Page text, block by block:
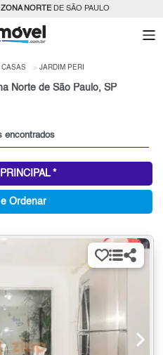
ZONA NORTEDE SÃO PAULO
CASAS JARDIM PERI
Norte de São Paulo, SP
encontrados
*
Ordenar